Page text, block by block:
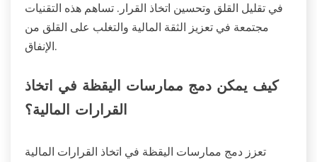
في تقليل القلق وتحسين اتخاذ القرار. تساهم هذه التقنيات
مجتمعة في تعزيز الثقة المالية والتغلب على القلق من
الإنفاق.
كيف يمكن دمج ممارسات اليقظة في اتخاذ
القرارات المالية؟
تعزز دمج ممارسات اليقظة في اتخاذ القرارات المالية